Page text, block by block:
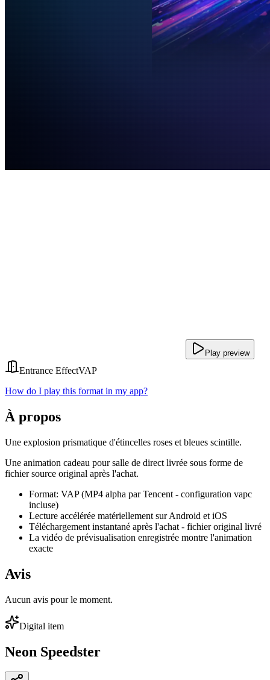
Play preview
Entrance EffectVAP
How do I play this format in my app?
À propos
Une explosion prismatique d'étincelles roses et bleues scintille.
Une animation cadeau pour salle de direct livrée sous forme de
fichier source original après l'achat.
Format: VAP (MP4 alpha par Tencent - configuration vapc
incluse)
Lecture accélérée matériellement sur Android et iOS
Téléchargement instantané après l'achat - fichier original livré
La vidéo de prévisualisation enregistrée montre l'animation
exacte
Avis
Aucun avis pour le moment.
Digital item
Neon Speedster